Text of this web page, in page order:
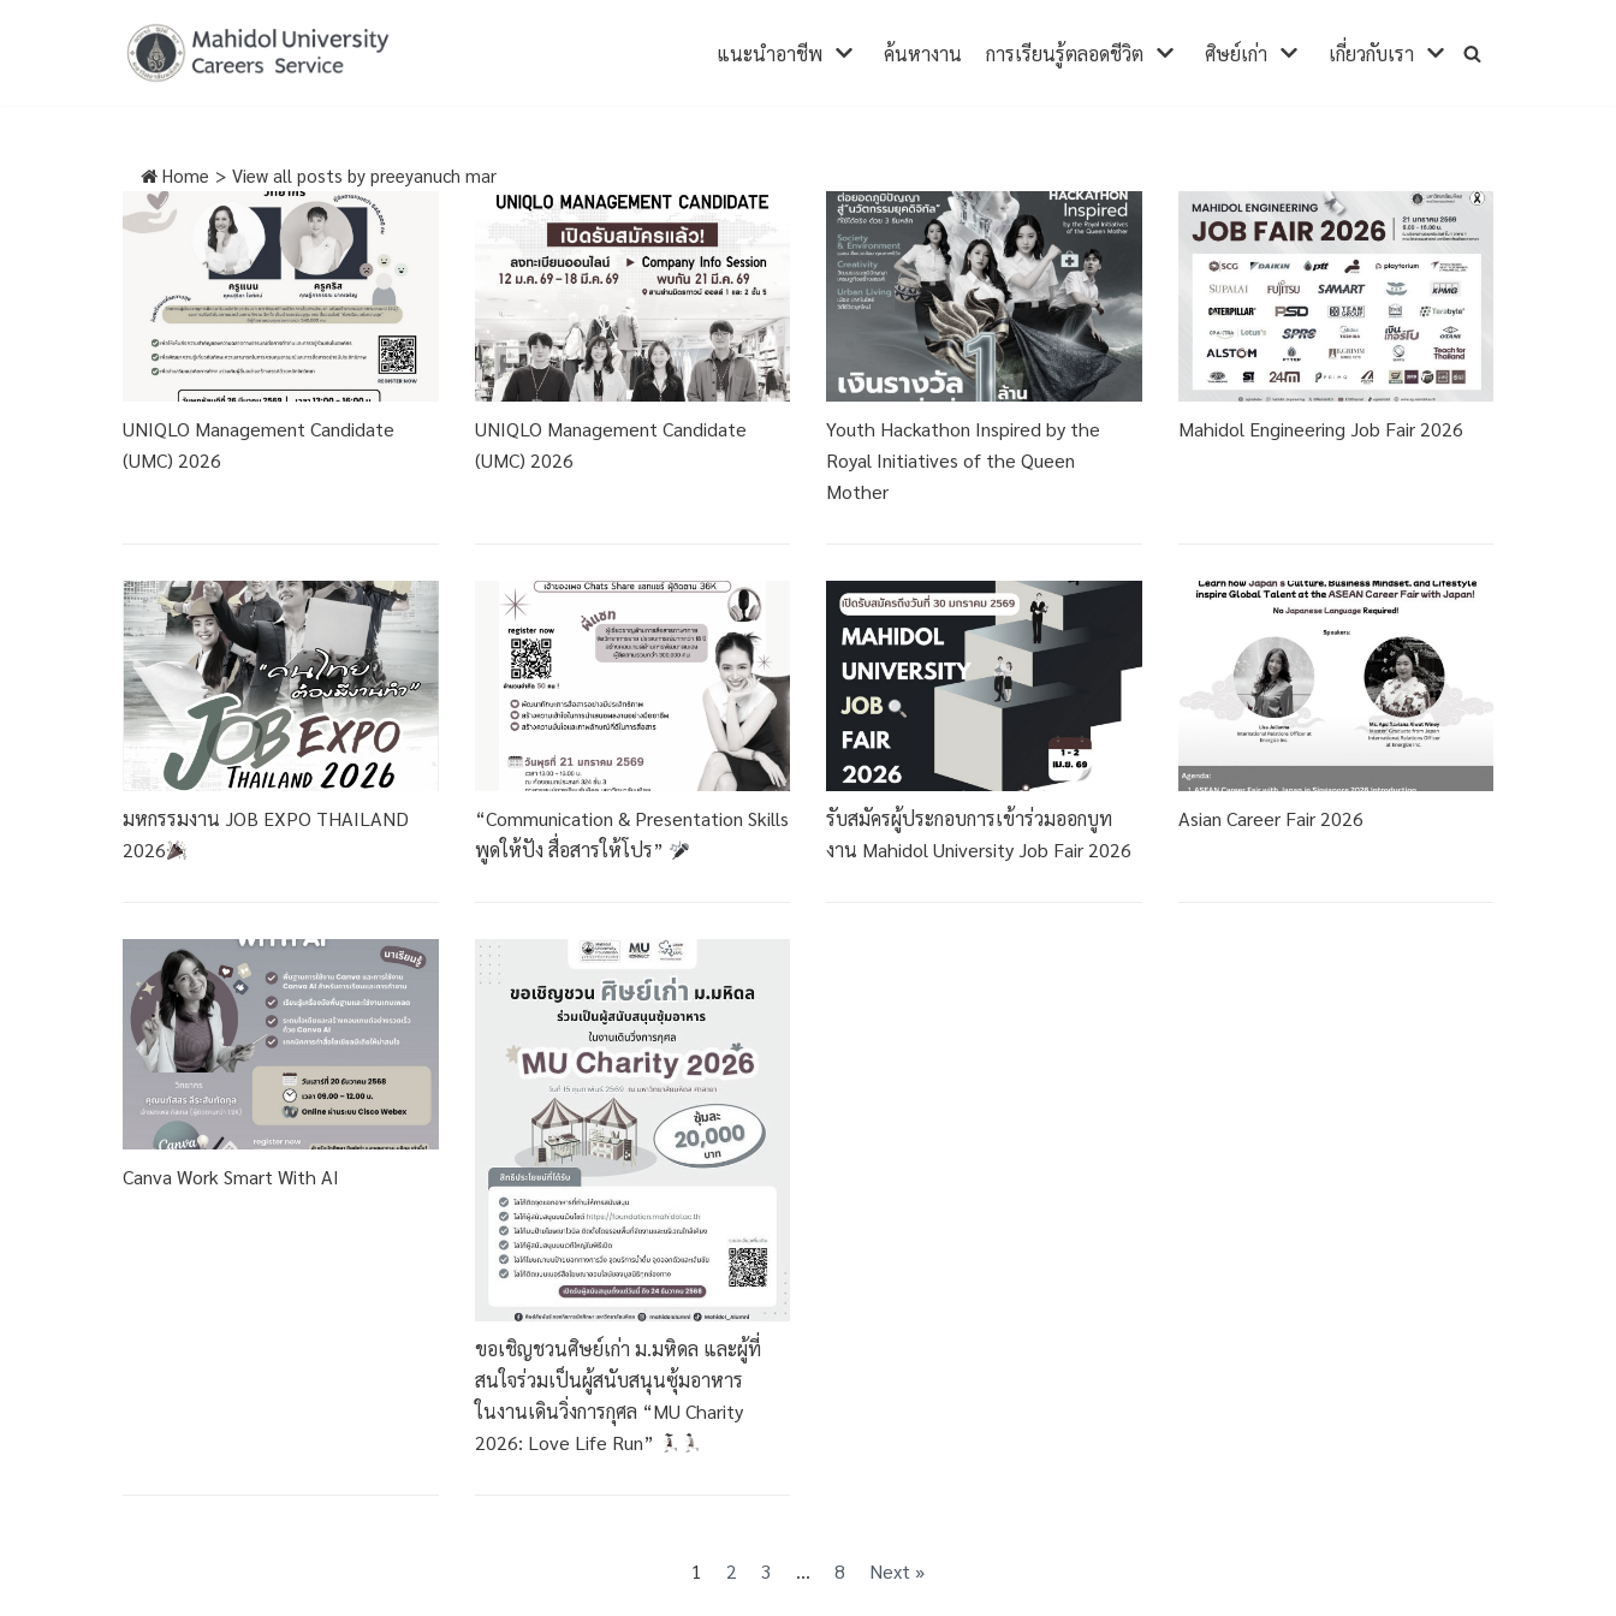
แนะนำอาชีพ ค้นหางาน การเรียนรู้ตลอดชีวิต ศิษย์เก่า เกี่ยวกับเรา
Home > View all posts by preeyanuch mar
UNIQLO Management Candidate
(UMC) 2026
UNIQLO Management Candidate
(UMC) 2026
Youth Hackathon Inspired by the
Royal Initiatives of the Queen
Mother
Mahidol Engineering Job Fair 2026
มหกรรมงาน JOB EXPO THAILAND
2026
“Communication & Presentation Skills
พูดให้ปัง สื่อสารให้โปร”
รับสมัครผู้ประกอบการเข้าร่วมออกบูท
งาน Mahidol University Job Fair 2026
Asian Career Fair 2026
Canva Work Smart With AI
ขอเชิญชวนศิษย์เก่า ม.มหิดล และผู้ที่
สนใจร่วมเป็นผู้สนับสนุนซุ้มอาหาร
ในงานเดินวิ่งการกุศล “MU Charity
2026: Love Life Run”
1 2 3 … 8 Next »